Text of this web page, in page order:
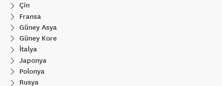
Çin
Fransa
Güney Asya
Güney Kore
İtalya
Japonya
Polonya
Rusya